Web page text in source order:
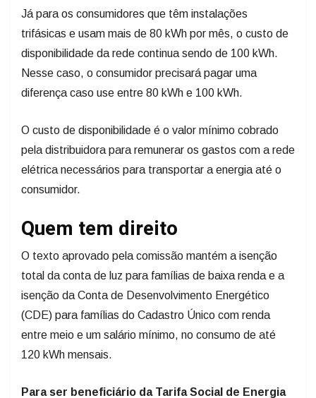
Já para os consumidores que têm instalações
trifásicas e usam mais de 80 kWh por mês, o custo de
disponibilidade da rede continua sendo de 100 kWh.
Nesse caso, o consumidor precisará pagar uma
diferença caso use entre 80 kWh e 100 kWh.
O custo de disponibilidade é o valor mínimo cobrado
pela distribuidora para remunerar os gastos com a rede
elétrica necessários para transportar a energia até o
consumidor.
Quem tem direito
O texto aprovado pela comissão mantém a isenção
total da conta de luz para famílias de baixa renda e a
isenção da Conta de Desenvolvimento Energético
(CDE) para famílias do Cadastro Único com renda
entre meio e um salário mínimo, no consumo de até
120 kWh mensais.
Para ser beneficiário da Tarifa Social de Energia